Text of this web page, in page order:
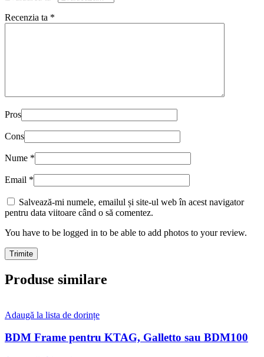
Recenzia ta *
Pros
Cons
Nume *
Email *
Salvează-mi numele, emailul și site-ul web în acest navigator
pentru data viitoare când o să comentez.
You have to be logged in to be able to add photos to your review.
Produse similare
Adaugă la lista de dorințe
BDM Frame pentru KTAG, Galletto sau BDM100